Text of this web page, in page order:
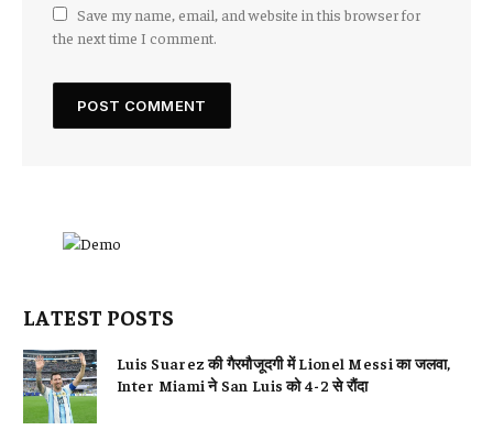
Save my name, email, and website in this browser for
the next time I comment.
LATEST POSTS
Luis Suarez की गैरमौजूदगी में Lionel Messi का जलवा,
Inter Miami ने San Luis को 4-2 से रौंदा